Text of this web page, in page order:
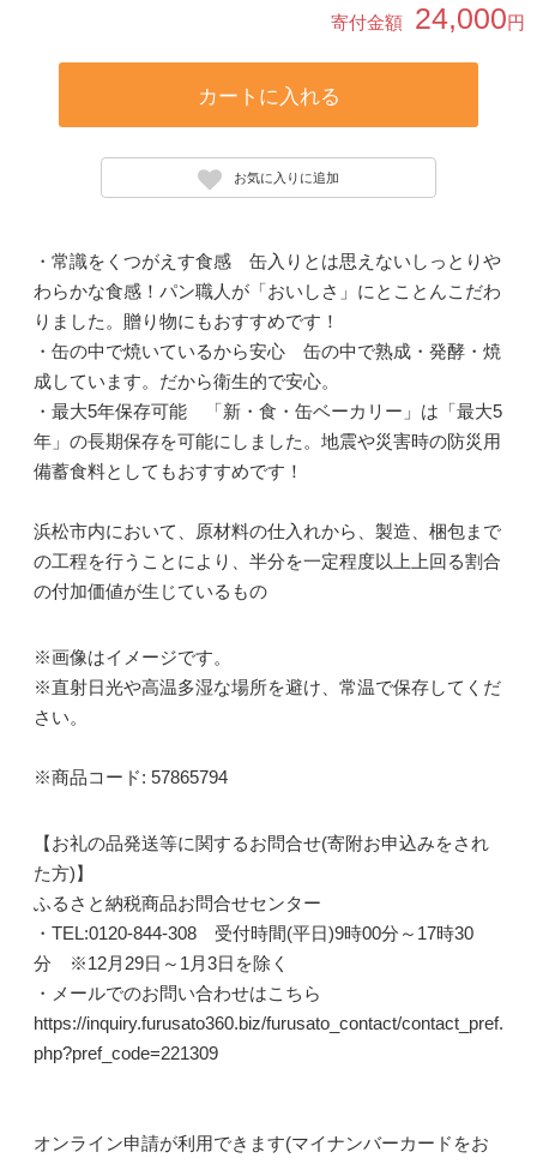
寄付金額 24,000円
カートに入れる
お気に入りに追加
・常識をくつがえす食感 缶入りとは思えないしっとりや
わらかな食感！パン職人が「おいしさ」にとことんこだわ
りました。贈り物にもおすすめです！
・缶の中で焼いているから安心 缶の中で熟成・発酵・焼
成しています。だから衛生的で安心。
・最大5年保存可能 「新・食・缶ベーカリー」は「最大5
年」の長期保存を可能にしました。地震や災害時の防災用
備蓄食料としてもおすすめです！
浜松市内において、原材料の仕入れから、製造、梱包まで
の工程を行うことにより、半分を一定程度以上上回る割合
の付加価値が生じているもの
※画像はイメージです。
※直射日光や高温多湿な場所を避け、常温で保存してくだ
さい。
※商品コード: 57865794
【お礼の品発送等に関するお問合せ(寄附お申込みをされ
た方)】
ふるさと納税商品お問合せセンター
・TEL:0120-844-308 受付時間(平日)9時00分～17時30
分 ※12月29日～1月3日を除く
・メールでのお問い合わせはこちら
https://inquiry.furusato360.biz/furusato_contact/contact_pref.
php?pref_code=221309
オンライン申請が利用できます(マイナンバーカードをお